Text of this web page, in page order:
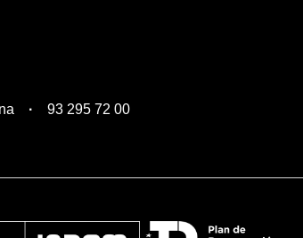
93 295 72 00